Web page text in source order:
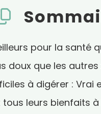
pour la santé
doux que les autres
à digérer : Vrai
leurs bienfaits à